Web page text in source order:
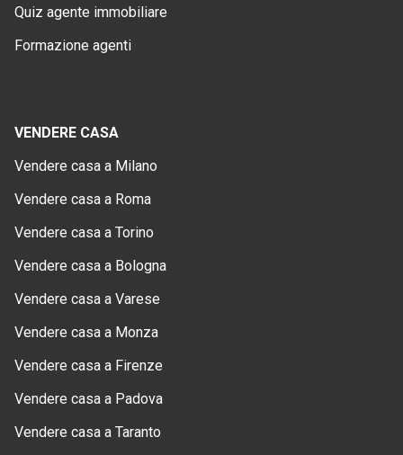
Quiz agente immobiliare
Formazione agenti
VENDERE CASA
Vendere casa a Milano
Vendere casa a Roma
Vendere casa a Torino
Vendere casa a Bologna
Vendere casa a Varese
Vendere casa a Monza
Vendere casa a Firenze
Vendere casa a Padova
Vendere casa a Taranto